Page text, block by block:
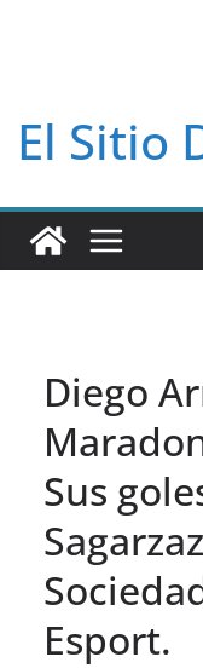
El Sitio
Diego
Sus
Esport.